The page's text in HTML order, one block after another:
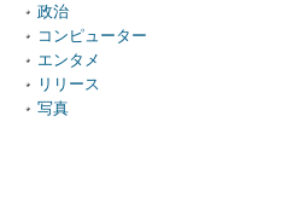
政治
コンピューター
エンタメ
リリース
写真